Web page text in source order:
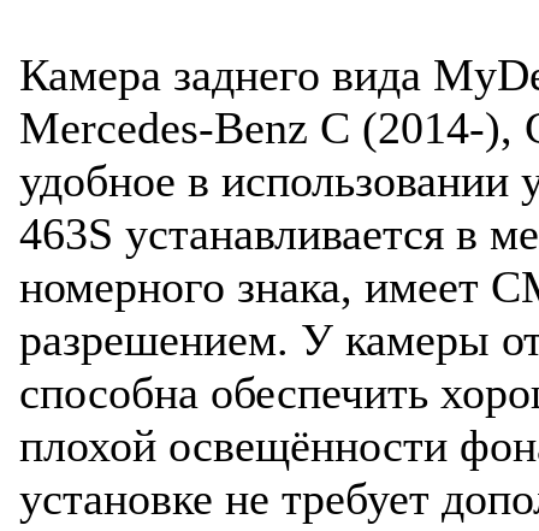
Камера заднего вида
Mercedes-Benz C (2014-),
удобное в
463S устанавливается в
номерного знака, имеет
разрешением. У камеры
способна обеспечить
плохой освещённости
установке не требует